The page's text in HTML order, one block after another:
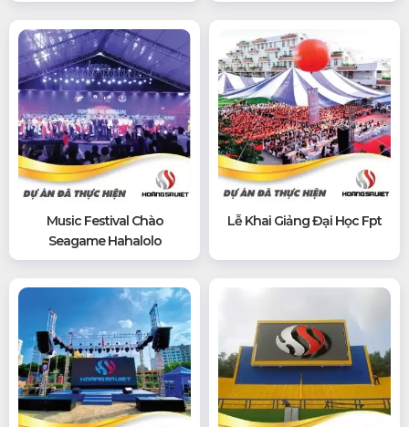
Music Festival Chào
Seagame Hahalolo
Lễ Khai Giảng Đại Học Fpt